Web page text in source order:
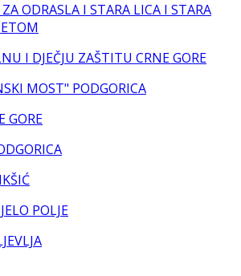
ODRASLA I STARA LICA I STARA
I DJEČJU ZAŠTITU CRNE GORE
MOST" PODGORICA
GORE
POLJE